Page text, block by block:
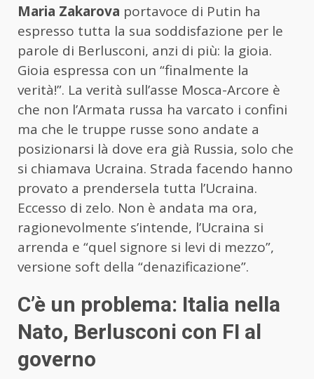
Maria Zakarova portavoce di Putin ha
espresso tutta la sua soddisfazione per le
parole di Berlusconi, anzi di più: la gioia.
Gioia espressa con un “finalmente la
verità!”. La verità sull’asse Mosca-Arcore è
che non l’Armata russa ha varcato i confini
ma che le truppe russe sono andate a
posizionarsi là dove era già Russia, solo che
si chiamava Ucraina. Strada facendo hanno
provato a prendersela tutta l’Ucraina.
Eccesso di zelo. Non è andata ma ora,
ragionevolmente s’intende, l’Ucraina si
arrenda e “quel signore si levi di mezzo”,
versione soft della “denazificazione”.
C’è un problema: Italia nella
Nato, Berlusconi con FI al
governo